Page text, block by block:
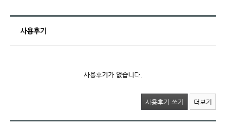
사용후기
사용후기가 없습니다.
사용후기 쓰기 더보기